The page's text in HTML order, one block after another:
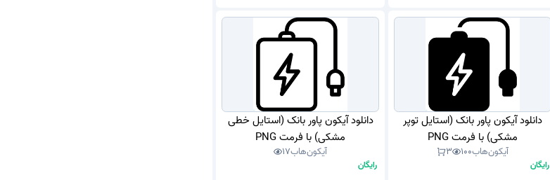
دانلود آیکون پاور بانک (استایل توپر
مشکی) با فرمت PNG
آیکون‌هاب100
3
رایگان
دانلود آیکون پاور بانک (استایل خطی
مشکی) با فرمت PNG
آیکون‌هاب17
رایگان